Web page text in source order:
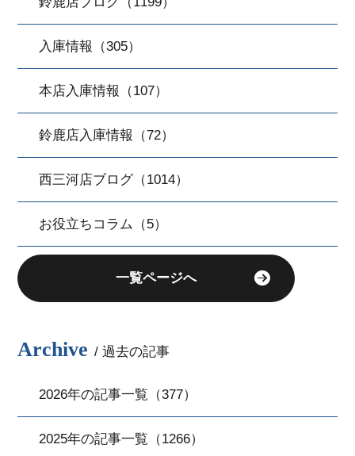
入庫情報（305）
本店入庫情報（107）
鈴鹿店入庫情報（72）
西三河店ブログ（1014）
お役立ちコラム（5）
一覧ページへ
Archive / 過去の記事
2026年の記事一覧（377）
2025年の記事一覧（1266）